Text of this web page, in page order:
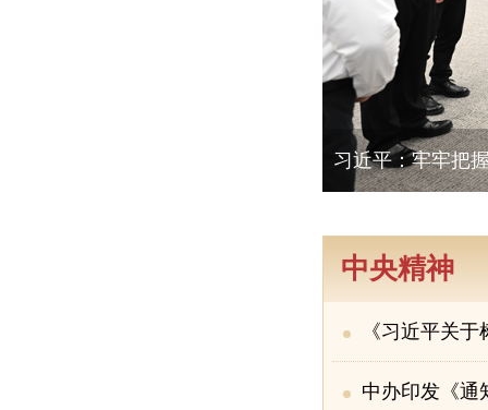
力建设新时代创新高地和推动高质量发展样板 习
中央精神
《习近平关
中办印发《通